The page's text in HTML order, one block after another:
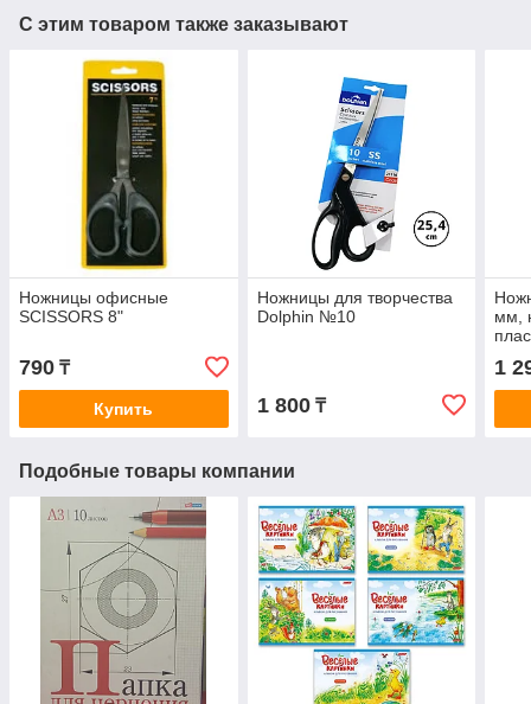
С этим товаром также заказывают
Ножницы офисные
SCISSORS 8"
790 ₸
Купить
Ножницы для творчества
Dolphin №10
1 800₸
мм,
1
Подобные товары компании